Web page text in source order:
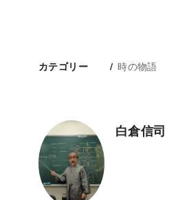
カテゴリー 時の物語
白倉信司